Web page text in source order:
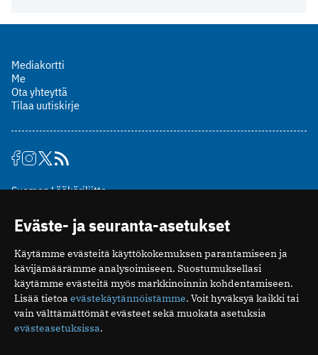
Mediakortti
Me
Ota yhteyttä
Tilaa uutiskirje
Suomen Lääkäriliitto
00510 Helsinki
puh. (09) 393 091
toimitus@potilaanlaakarilehti.fi
ISSN 2323-9476
Eväste- ja seuranta-asetukset
Käytämme evästeitä käyttökokemuksen parantamiseen ja
kävijämäärämme analysoimiseen. Suostumuksellasi
käytämme evästeitä myös markkinoinnin kohdentamiseen.
Lisää tietoa evästekäytännöistämme. Voit hyväksyä kaikki tai
vain välttämättömät evästeet sekä muokata asetuksia
evästeasetuksissa.